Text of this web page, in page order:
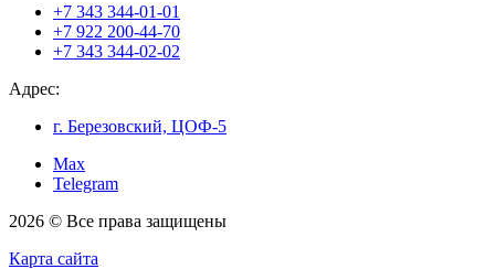
+7 343 344-01-01
+7 922 200-44-70
+7 343 344-02-02
Адрес:
г. Березовский, ЦОФ-5
Max
Telegram
2026 © Все права защищены
Карта сайта